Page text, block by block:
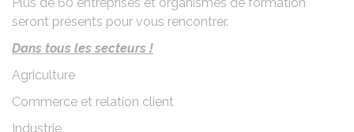
seront présents pour vous rencontrer.
Dans tous les secteurs !
Agriculture
Commerce et relation client
Industrie